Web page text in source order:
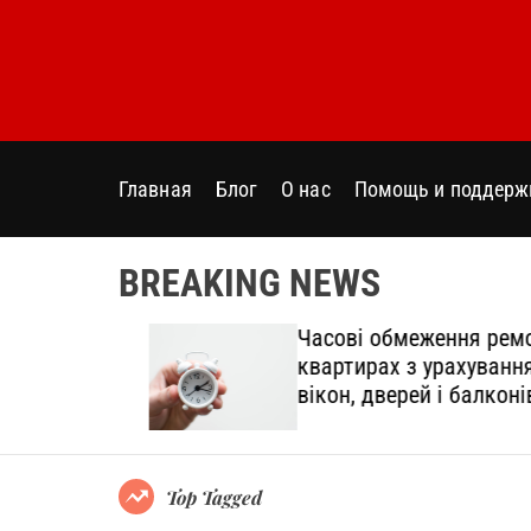
Главная Блог О нас Помощь и
BREAKING NEWS
Часові обмеження
квартирах з урахуванням
вікон, дверей і балконів
Top Tagged